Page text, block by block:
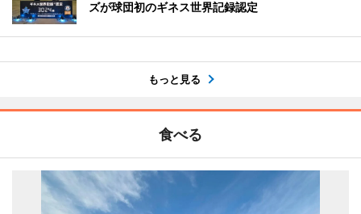
ズが球団初のギネス世界記録認定
もっと見る
食べる